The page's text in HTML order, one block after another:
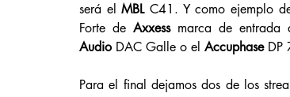
será el MBL C41. Y como ejemplo
Forte de Axxess marca de entrada
Audio DAC Galle o el Accuphase DP
Para el final dejamos dos de los